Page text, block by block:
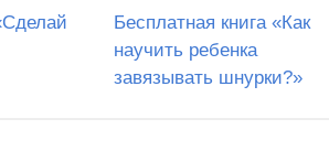
Бесплатная книга «Как
научить ребенка
завязывать шнурки?»